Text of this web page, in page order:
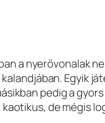
a nyerővonalak
Egyik
pedig a
de mégis